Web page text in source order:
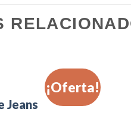
Jeans
¡Oferta!